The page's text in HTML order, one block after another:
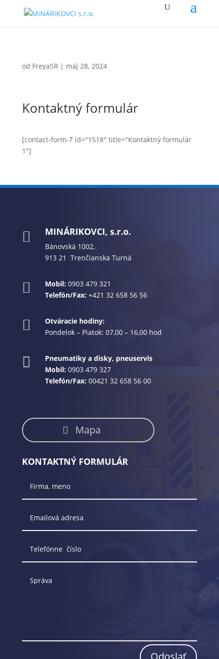
od FreyaSR | máj 28, 2024
Kontaktný formulár
[contact-form-7 id="1518" title="Kontaktný formulár
1"]
 MINÁRIKOVCI, s.r.o.
Bánovská 1002,
913 21 Trenčianska Turná
 Mobil:0903 479 321
Telefón/Fax:+421 32 658 56 56

Otváracie hodiny:
Pondelok – Piatok: 07,00 – 16,00 hod

Pneumatiky a disky, pneuservis
Mobil:0903 479 327
Telefón/Fax:00421 32 658 56 00
Mapa
KONTAKTNÝ FORMULÁR
Odoslať